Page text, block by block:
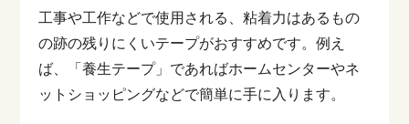
工事や工作などで使用される、粘着力はあるもの
の跡の残りにくいテープがおすすめです。例え
ば、「養生テープ」であればホームセンターやネ
ットショッピングなどで簡単に手に入ります。